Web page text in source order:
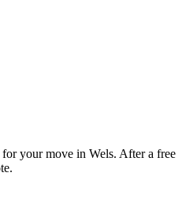
your move in Wels. After a free